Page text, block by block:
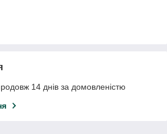
14 днів за домовленістю